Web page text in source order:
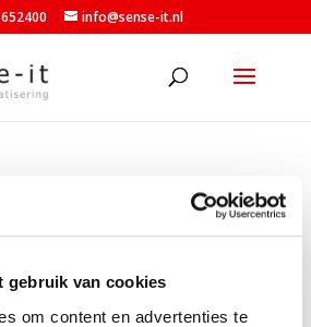
gebruik van cookies
om content en advertenties te
info@sense-it.nl
partner –